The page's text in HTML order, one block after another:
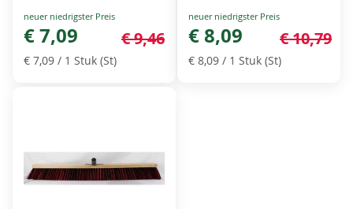
Special
Price
€ 7,09 € 9,46
€ 7,09 / 1 Stuk (St)
Special
Price
€ 8,09 € 10,79
€ 8,09 / 1 Stuk (St)